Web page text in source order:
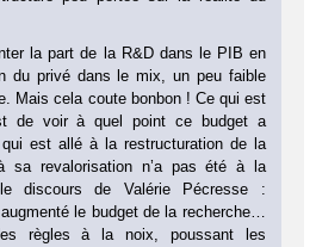
la part de la R&D dans le PIB en
du privé dans le mix, un peu faible
Mais cela coute bonbon ! Ce qui est
de voir à quel point ce budget a
est allé à la restructuration de la
sa revalorisation n’a pas été à la
discours de Valérie Pécresse :
le budget de la recherche…
règles à la noix, poussant les